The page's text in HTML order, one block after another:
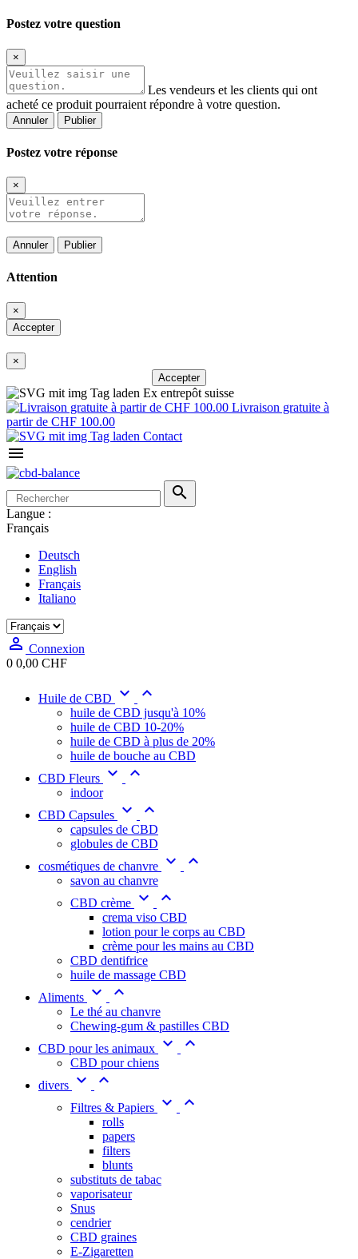
Postez votre question
×
Les vendeurs et les clients qui ont
acheté ce produit pourraient répondre à votre question.
Annuler Publier
Postez votre réponse
×
Annuler Publier
Attention
×
Accepter
×
Accepter
Ex entrepôt suisse
Livraison gratuite à
partir de CHF 100.00
Contact


Langue :
Français
Deutsch
English
Français
Italiano
 Connexion
0 0,00 CHF
Huile de CBD  
huile de CBD jusqu'à 10%
huile de CBD 10-20%
huile de CBD à plus de 20%
huile de bouche au CBD
CBD Fleurs  
indoor
CBD Capsules  
capsules de CBD
globules de CBD
cosmétiques de chanvre  
savon au chanvre
CBD crème  
crema viso CBD
lotion pour le corps au CBD
crème pour les mains au CBD
CBD dentifrice
huile de massage CBD
Aliments  
Le thé au chanvre
Chewing-gum & pastilles CBD
CBD pour les animaux  
CBD pour chiens
divers  
Filtres & Papiers  
rolls
papers
filters
blunts
substituts de tabac
vaporisateur
Snus
cendrier
CBD graines
E-Zigaretten